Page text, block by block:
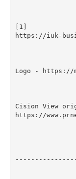
[1]
https://iuk-
Logo - https://
Cision View
https://